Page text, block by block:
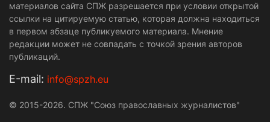
материалов сайта СПЖ разрешается при условии открытой
ссылки на цитируемую статью, которая должна находиться
в первом абзаце публикуемого материала. Мнение
редакции может не совпадать с точкой зрения авторов
публикаций.
Е-mail: info@spzh.eu
© 2015-2026. СПЖ "Союз православных журналистов"